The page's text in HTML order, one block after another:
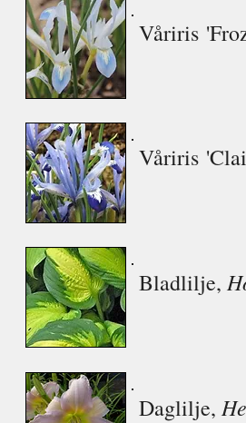
Våriris
Våriris
Bladlilje,
Daglilje,